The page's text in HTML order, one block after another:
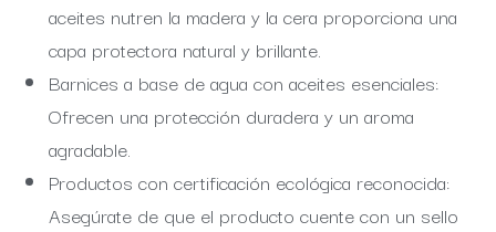
aceites nutren la madera y la cera proporciona una
capa protectora natural y brillante.
Barnices a base de agua con aceites esenciales:
Ofrecen una protección duradera y un aroma
agradable.
Productos con certificación ecológica reconocida:
Asegúrate de que el producto cuente con un sello